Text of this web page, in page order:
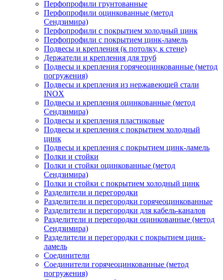
Перфопрофили грунтованные
Перфопрофили оцинкованные (метод
Сендзимира)
Перфопрофили с покрытием холодный цинк
Перфопрофили с покрытием цинк-ламель
Подвесы и крепления (к потолку, к стене)
Держатели и крепления для труб
Подвесы и крепления горячеоцинкованные (метод
погружения)
Подвесы и крепления из нержавеющей стали
INOX
Подвесы и крепления оцинкованные (метод
Сендзимира)
Подвесы и крепления пластиковые
Подвесы и крепления с покрытием холодный
цинк
Подвесы и крепления с покрытием цинк-ламель
Полки и стойки
Полки и стойки оцинкованные (метод
Сендзимира)
Полки и стойки с покрытием холодный цинк
Разделители и перегородки
Разделители и перегородки горячеоцинкованные
Разделители и перегородки для кабель-каналов
Разделители и перегородки оцинкованные (метод
Сендзимира)
Разделители и перегородки с покрытием цинк-
ламель
Соединители
Соединители горячеоцинкованные (метод
погружения)